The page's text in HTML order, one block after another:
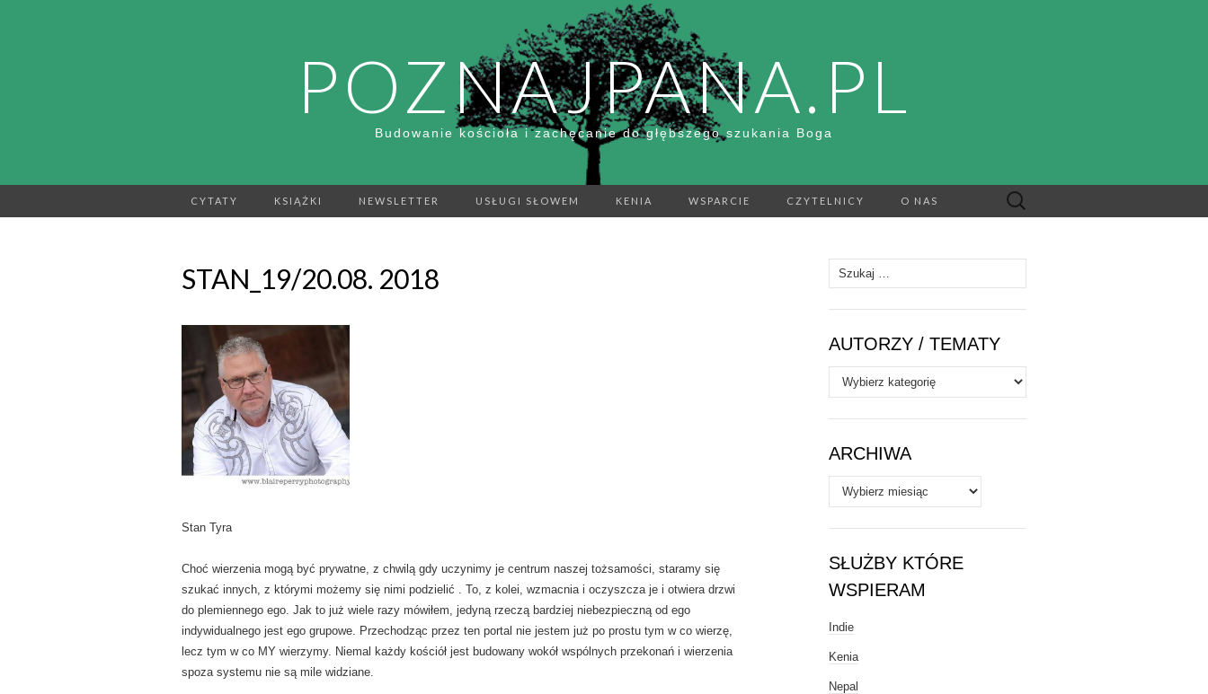
POZNAJPANA.PL
Budowanie kościoła i zachęcanie do głębszego szukania Boga
CYTATY KSIĄŻKI NEWSLETTER USŁUGI SŁOWEM KENIA WSPARCIE CZYTELNICY O NAS Szukaj:
STAN_19/20.08. 2018
Stan Tyra
Choć wierzenia mogą być prywatne, z chwilą gdy uczynimy je centrum naszej tożsamości, staramy się
szukać innych, z którymi możemy się nimi podzielić . To, z kolei, wzmacnia i oczyszcza je i otwiera drzwi
do plemiennego ego. Jak to już wiele razy mówiłem, jedyną rzeczą bardziej niebezpieczną od ego
indywidualnego jest ego grupowe. Przechodząc przez ten portal nie jestem już po prostu tym w co wierzę,
lecz tym w co MY wierzymy. Niemal każdy kościół jest budowany wokół wspólnych przekonań i wierzenia
spoza systemu nie są mile widziane.
Szukaj:
AUTORZY / TEMATY
Autorzy
/
Tematy
ARCHIWA
Archiwa
SŁUŻBY KTÓRE
WSPIERAM
Indie
Kenia
Nepal